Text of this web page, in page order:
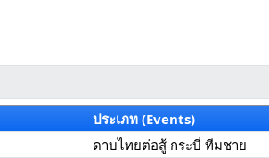
ประเภท (Events)
ดาบไทยต่อสู้ กระบี่ ทีมชาย